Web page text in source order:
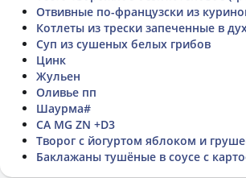
Отвивные по-французски из
Котлеты из трески запеченные в
Суп из сушеных белых грибов
Цинк
Жульен
Оливье пп
Шаурма#
CA MG ZN +D3
Творог с йогуртом яблоком и
Баклажаны тушёные в соусе с